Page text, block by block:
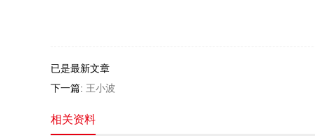
已是最新文章
下一篇: 王小波
相关资料